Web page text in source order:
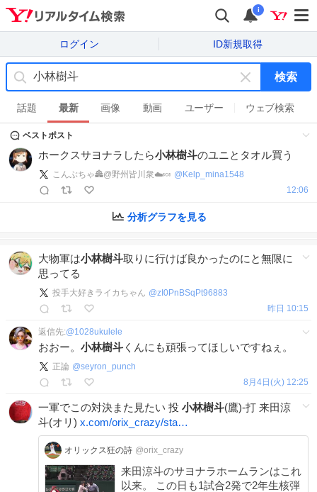
i
ログイン ID新規取得
キ
ー
ワ
ド
検索
話題 最新 画像 動画 ユーザー ウェブ検索
ベストポスト
ホークスサヨナラしたら小林樹斗のユニとタオル買う
こんぶちゃ🏯@野州皆川衆☁️🍬 @ Kelp_mina1548
12:06
分析グラフを見る
大物軍は小林樹斗取りに行けば良かったのにと無限に
思ってる
投手大好きライカちゃん @zI0PnBSqPt96883
昨日 10:15
返信先:@1028ukulele
おおー。 小林樹斗 くんにも頑張ってほしいですねぇ。
正論 @seyron_punch
8月4日(火) 12:25
一軍でこの対決また見たい 投 小林樹斗(鷹)-打 来田涼
斗(オリ) x.com/orix_crazy/sta…
オリックス狂の詩 @orix_crazy
来田涼斗のサヨナラホームランはこれ
以来。 この日も1試合2発で2年生核弾